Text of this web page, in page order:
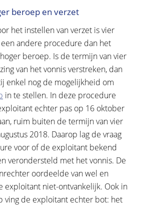
beroep en verzet
het instellen van verzet is vier
andere procedure dan het
beroep. Is de termijn van vier
van het vonnis verstreken, dan
enkel nog de mogelijkheid om
in te stellen. In deze procedure
echter pas op 16 oktober
ruim buiten de termijn van vier
2018. Daarop lag de vraag
voor of de exploitant bekend
verondersteld met het vonnis. De
oordeelde van wel en
exploitant niet-ontvankelijk. Ook in
ving de exploitant echter bot: het